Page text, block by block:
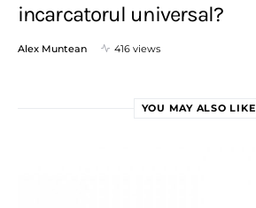
incarcatorul universal?
Alex Muntean 416 views
YOU MAY ALSO LIKE